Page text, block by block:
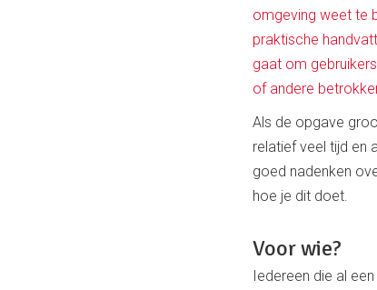
omgeving weet te
praktische
gaat om
of andere
Als de opgave
relatief veel tijd en
goed nadenken
hoe je dit doet.
Voor wie?
Iedereen die al